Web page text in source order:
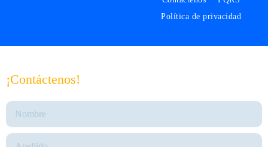
Política de privacidad
¡Contáctenos!